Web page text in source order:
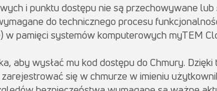
i punktu dostępu nie są przechowywane
do technicznego procesu
pamięci systemów komputerowych myTEM
aby wysłać mu kod dostępu do Chmury.
się w chmurze w imieniu